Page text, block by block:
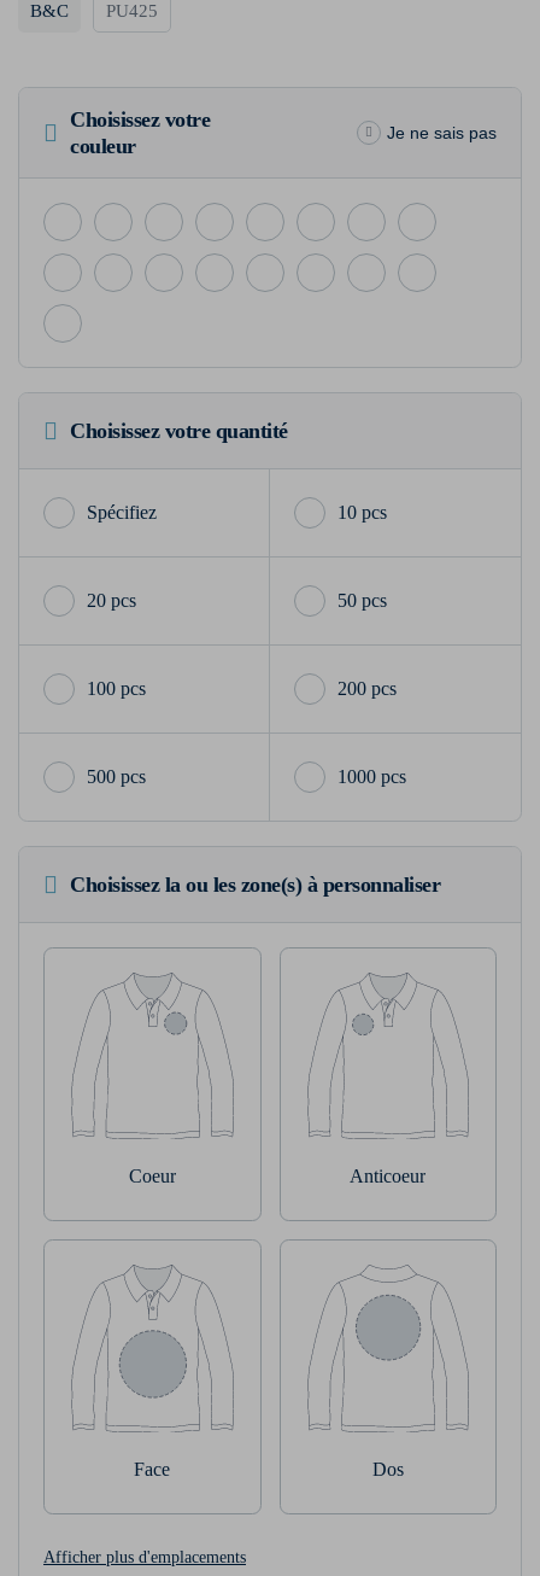
B&C PU425
Choisissez votre
couleur
Je ne sais pas
Choisissez votre quantité
10 pcs
20 pcs 50 pcs
100 pcs 200 pcs
500 pcs 1000 pcs
Choisissez la ou les zone(s) à personnaliser
Coeur Anticoeur
Face Dos
Afficher plus d'emplacements